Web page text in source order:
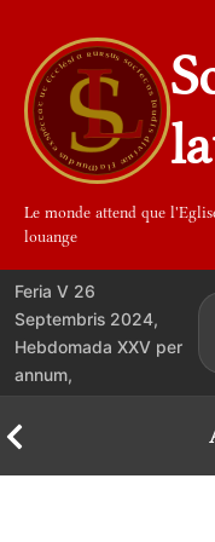
contenu
Le monde attend que
louange
Feria V 26
Septembris 2024,
Hebdomada XXV per
annum,